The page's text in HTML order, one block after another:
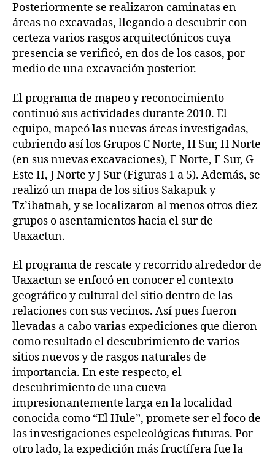
Posteriormente se realizaron caminatas en
áreas no excavadas, llegando a descubrir con
certeza varios rasgos arquitectónicos cuya
presencia se verificó, en dos de los casos, por
medio de una excavación posterior.
El programa de mapeo y reconocimiento
continuó sus actividades durante 2010. El
equipo, mapeó las nuevas áreas investigadas,
cubriendo así los Grupos C Norte, H Sur, H Norte
(en sus nuevas excavaciones), F Norte, F Sur, G
Este II, J Norte y J Sur (Figuras 1 a 5). Además, se
realizó un mapa de los sitios Sakapuk y
Tz’ibatnah, y se localizaron al menos otros diez
grupos o asentamientos hacia el sur de
Uaxactun.
El programa de rescate y recorrido alrededor de
Uaxactun se enfocó en conocer el contexto
geográfico y cultural del sitio dentro de las
relaciones con sus vecinos. Así pues fueron
llevadas a cabo varias expediciones que dieron
como resultado el descubrimiento de varios
sitios nuevos y de rasgos naturales de
importancia. En este respecto, el
descubrimiento de una cueva
impresionantemente larga en la localidad
conocida como “El Hule”, promete ser el foco de
las investigaciones espeleológicas futuras. Por
otro lado, la expedición más fructífera fue la